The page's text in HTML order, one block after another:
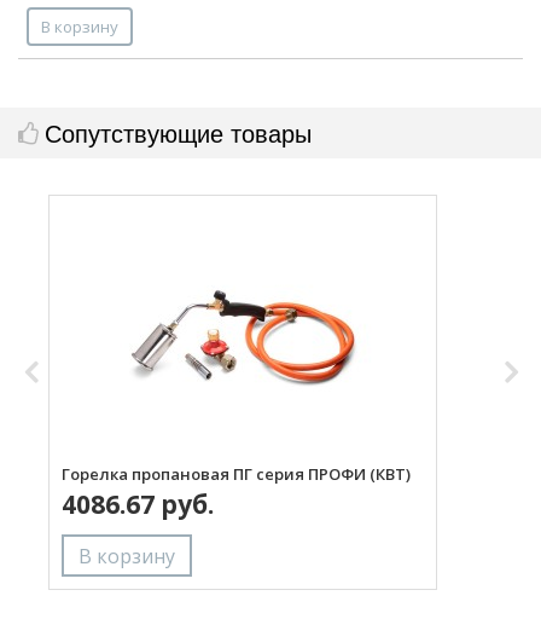
В корзину
Сопутствующие товары
Горелка пропановая ПГ серия ПРОФИ (КВТ)
4086.67 руб.